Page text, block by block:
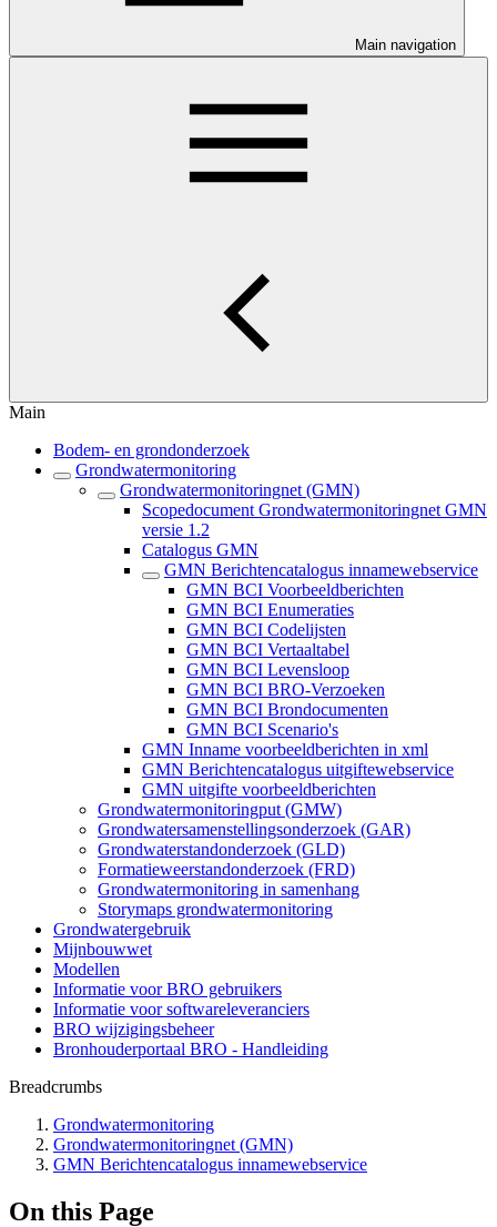
Main navigation
Main
Bodem- en grondonderzoek
Grondwatermonitoring
Grondwatermonitoringnet (GMN)
Scopedocument Grondwatermonitoringnet GMN
versie 1.2
Catalogus GMN
GMN Berichtencatalogus innamewebservice
GMN BCI Voorbeeldberichten
GMN BCI Enumeraties
GMN BCI Codelijsten
GMN BCI Vertaaltabel
GMN BCI Levensloop
GMN BCI BRO-Verzoeken
GMN BCI Brondocumenten
GMN BCI Scenario's
GMN Inname voorbeeldberichten in xml
GMN Berichtencatalogus uitgiftewebservice
GMN uitgifte voorbeeldberichten
Grondwatermonitoringput (GMW)
Grondwatersamenstellingsonderzoek (GAR)
Grondwaterstandonderzoek (GLD)
Formatieweerstandonderzoek (FRD)
Grondwatermonitoring in samenhang
Storymaps grondwatermonitoring
Grondwatergebruik
Mijnbouwwet
Modellen
Informatie voor BRO gebruikers
Informatie voor softwareleveranciers
BRO wijzigingsbeheer
Bronhouderportaal BRO - Handleiding
Breadcrumbs
Grondwatermonitoring
Grondwatermonitoringnet (GMN)
GMN Berichtencatalogus innamewebservice
On this Page